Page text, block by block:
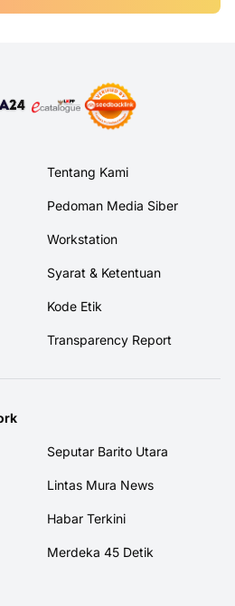
Tentang Kami
Pedoman Media Siber
Workstation
Syarat & Ketentuan
Kode Etik
Transparency Report
Seputar Barito Utara
Lintas Mura News
Habar Terkini
Merdeka 45 Detik